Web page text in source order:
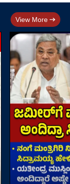
View More